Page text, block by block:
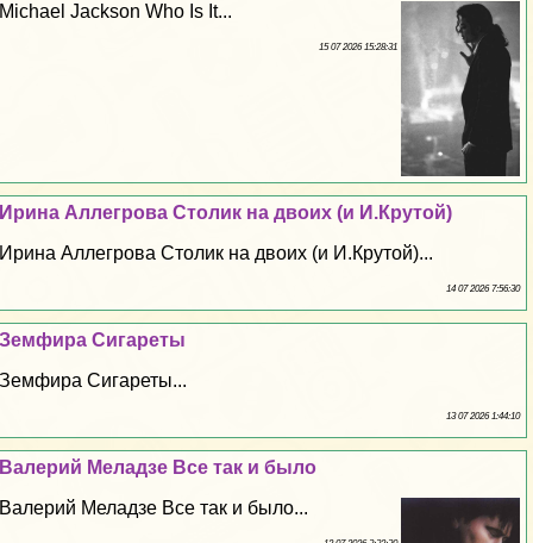
Michael Jackson Who Is It...
15 07 2026 15:28:31
Ирина Аллегрова Столик на двоих (и И.Крутой)
Ирина Аллегрова Столик на двоих (и И.Крутой)...
14 07 2026 7:56:30
Земфира Сигареты
Земфира Сигареты...
13 07 2026 1:44:10
Валерий Меладзе Все так и было
Валерий Меладзе Все так и было...